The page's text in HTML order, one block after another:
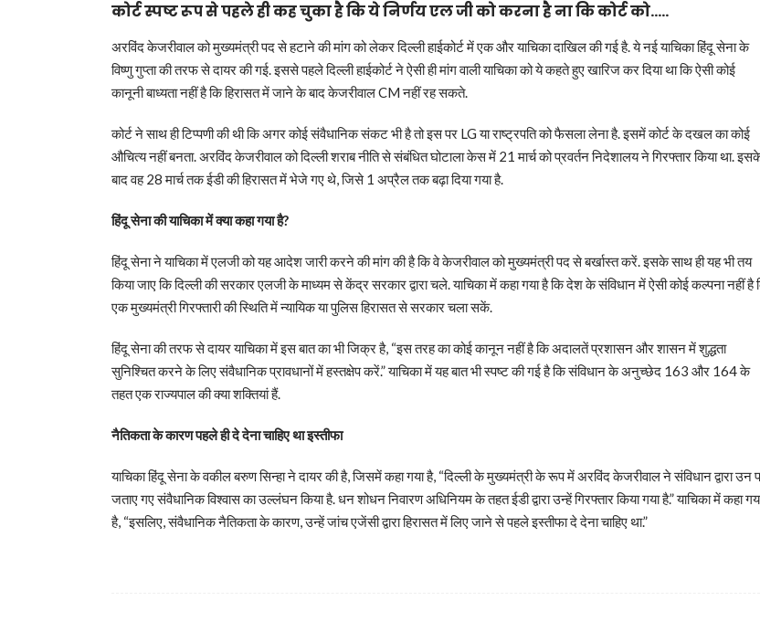
कोर्ट स्पष्ट रूप से पहले ही कह चुका है कि ये निर्णय एल जी को करना है ना कि कोर्ट को…..
अरविंद केजरीवाल को मुख्यमंत्री पद से हटाने की मांग को लेकर दिल्ली हाईकोर्ट में एक और याचिका दाखिल की गई है. ये नई याचिका हिंदू सेना के
विष्णु गुप्ता की तरफ से दायर की गई. इससे पहले दिल्ली हाईकोर्ट ने ऐसी ही मांग वाली याचिका को ये कहते हुए खारिज कर दिया था कि ऐसी कोई
कानूनी बाध्यता नहीं है कि हिरासत में जाने के बाद केजरीवाल CM नहीं रह सकते.
कोर्ट ने साथ ही टिप्पणी की थी कि अगर कोई संवैधानिक संकट भी है तो इस पर LG या राष्ट्रपति को फैसला लेना है. इसमें कोर्ट के दखल का कोई
औचित्य नहीं बनता. अरविंद केजरीवाल को दिल्ली शराब नीति से संबंधित घोटाला केस में 21 मार्च को प्रवर्तन निदेशालय ने गिरफ्तार किया था.
बाद वह 28 मार्च तक ईडी की हिरासत में भेजे गए थे, जिसे 1 अप्रैल तक बढ़ा दिया गया है.
हिंदू सेना की याचिका में क्या कहा गया है?
हिंदू सेना ने याचिका में एलजी को यह आदेश जारी करने की मांग की है कि वे केजरीवाल को मुख्यमंत्री पद से बर्खास्त करें. इसके साथ ही यह भी तय
किया जाए कि दिल्ली की सरकार एलजी के माध्यम से केंद्र सरकार द्वारा चले. याचिका में कहा गया है कि देश के संविधान में ऐसी कोई कल्पना नहीं है
एक मुख्यमंत्री गिरफ्तारी की स्थिति में न्यायिक या पुलिस हिरासत से सरकार चला सकें.
हिंदू सेना की तरफ से दायर याचिका में इस बात का भी जिक्र है, “इस तरह का कोई कानून नहीं है कि अदालतें प्रशासन और शासन में शुद्धता
सुनिश्चित करने के लिए संवैधानिक प्रावधानों में हस्तक्षेप करें.” याचिका में यह बात भी स्पष्ट की गई है कि संविधान के अनुच्छेद 163 और 164 के
तहत एक राज्यपाल की क्या शक्तियां हैं.
नैतिकता के कारण पहले ही दे देना चाहिए था इस्तीफा
याचिका हिंदू सेना के वकील बरुण सिन्हा ने दायर की है, जिसमें कहा गया है, “दिल्ली के मुख्यमंत्री के रूप में अरविंद केजरीवाल ने संविधान द्वारा उन
जताए गए संवैधानिक विश्वास का उल्लंघन किया है. धन शोधन निवारण अधिनियम के तहत ईडी द्वारा उन्हें गिरफ्तार किया गया है.” याचिका में कहा
है, “इसलिए, संवैधानिक नैतिकता के कारण, उन्हें जांच एजेंसी द्वारा हिरासत में लिए जाने से पहले इस्तीफा दे देना चाहिए था.”